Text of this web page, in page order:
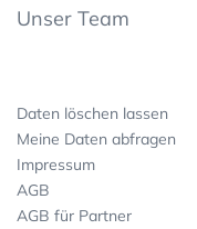
Unser Team
Daten löschen lassen
Meine Daten abfragen
Impressum
AGB
AGB für Partner